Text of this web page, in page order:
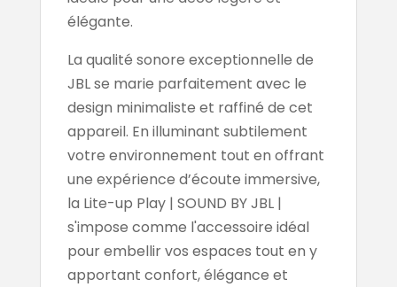
élégante.
La qualité sonore exceptionnelle de
JBL se marie parfaitement avec le
design minimaliste et raffiné de cet
appareil. En illuminant subtilement
votre environnement tout en offrant
une expérience d’écoute immersive,
la Lite-up Play | SOUND BY JBL |
s'impose comme l'accessoire idéal
pour embellir vos espaces tout en y
apportant confort, élégance et